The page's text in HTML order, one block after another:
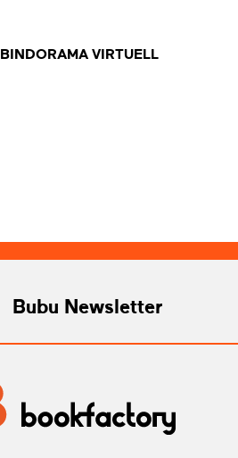
BINDORAMA VIRTUELL
Bubu Newsletter